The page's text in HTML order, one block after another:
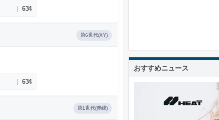
634
第6世代(XY)
634
第1世代(赤緑)
おすすめニュース